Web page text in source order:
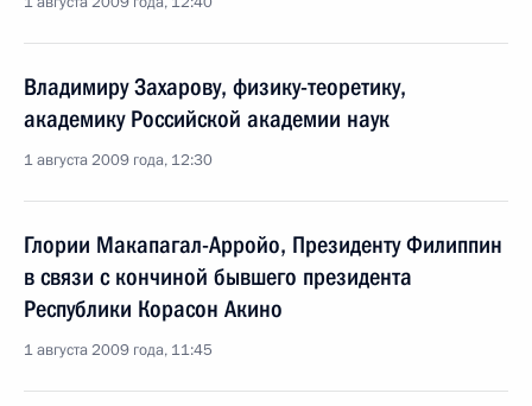
Владимиру Захарову, физику-теоретику,
академику Российской академии наук
1 августа 2009 года, 12:30
Глории Макапагал-Арройо, Президенту Филиппин
в связи с кончиной бывшего президента
Республики Корасон Акино
1 августа 2009 года, 11:45